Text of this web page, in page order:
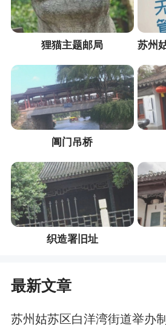
狸猫主题邮局
阊门吊桥
织造署旧址
最新文章
苏州姑苏区白洋湾街道举办制